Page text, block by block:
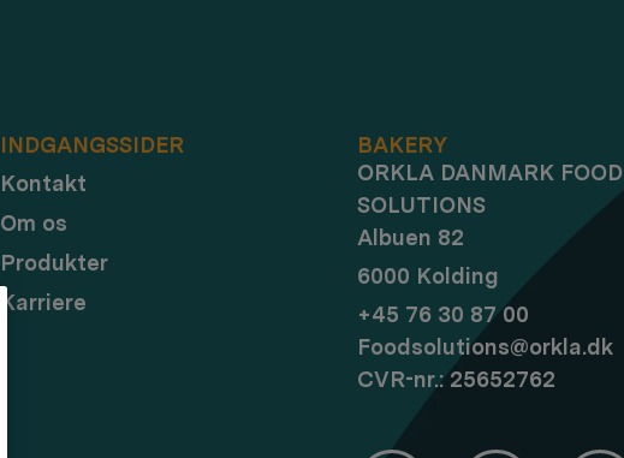
INDGANGSSIDER
Kontakt
Om os
Produkter
Karriere
BAKERY
ORKLA DANMARK FOOD
SOLUTIONS
Albuen 82
6000 Kolding
+45 76 30 87 00
Foodsolutions@orkla.dk
CVR-nr.: 25652762